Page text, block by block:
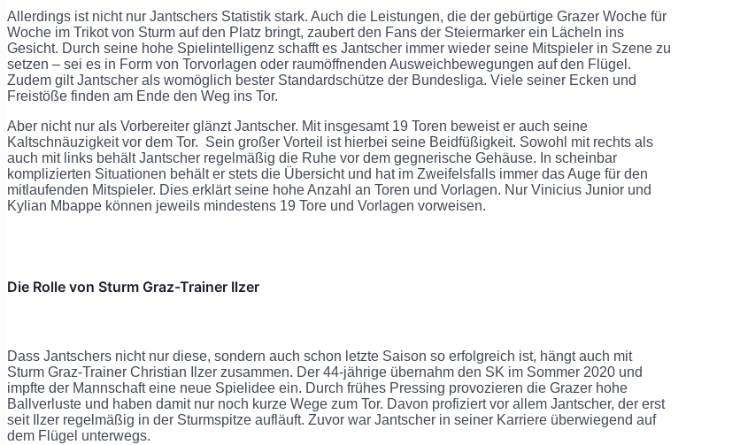
Allerdings ist nicht nur Jantschers Statistik stark. Auch die Leistungen, die der gebürtige Grazer Woche für
Woche im Trikot von Sturm auf den Platz bringt, zaubert den Fans der Steiermarker ein Lächeln ins
Gesicht. Durch seine hohe Spielintelligenz schafft es Jantscher immer wieder seine Mitspieler in Szene zu
setzen – sei es in Form von Torvorlagen oder raumöffnenden Ausweichbewegungen auf den Flügel.
Zudem gilt Jantscher als womöglich bester Standardschütze der Bundesliga. Viele seiner Ecken und
Freistöße finden am Ende den Weg ins Tor.
Aber nicht nur als Vorbereiter glänzt Jantscher. Mit insgesamt 19 Toren beweist er auch seine
Kaltschnäuzigkeit vor dem Tor. Sein großer Vorteil ist hierbei seine Beidfüßigkeit. Sowohl mit rechts als
auch mit links behält Jantscher regelmäßig die Ruhe vor dem gegnerische Gehäuse. In scheinbar
komplizierten Situationen behält er stets die Übersicht und hat im Zweifelsfalls immer das Auge für den
mitlaufenden Mitspieler. Dies erklärt seine hohe Anzahl an Toren und Vorlagen. Nur Vinicius Junior und
Kylian Mbappe können jeweils mindestens 19 Tore und Vorlagen vorweisen.
Die Rolle von Sturm Graz-Trainer Ilzer
Dass Jantschers nicht nur diese, sondern auch schon letzte Saison so erfolgreich ist, hängt auch mit
Sturm Graz-Trainer Christian Ilzer zusammen. Der 44-jährige übernahm den SK im Sommer 2020 und
impfte der Mannschaft eine neue Spielidee ein. Durch frühes Pressing provozieren die Grazer hohe
Ballverluste und haben damit nur noch kurze Wege zum Tor. Davon profiziert vor allem Jantscher, der erst
seit Ilzer regelmäßig in der Sturmspitze aufläuft. Zuvor war Jantscher in seiner Karriere überwiegend auf
dem Flügel unterwegs.